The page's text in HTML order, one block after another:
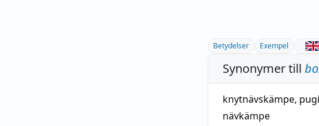
Betydelser Exempel
Synonymer till
knytnävskämpe,
nävkämpe